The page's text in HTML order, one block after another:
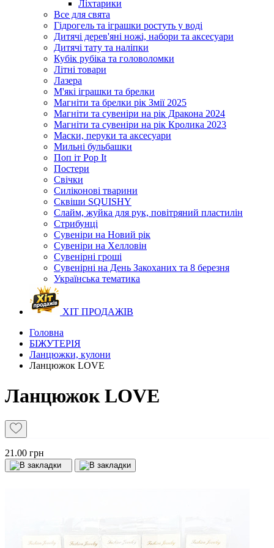
Ліхтарики
Все для свята
Гідрогель та іграшки ростуть у воді
Дитячі дерев'яні ножі, набори та аксесуари
Дитячі тату та наліпки
Кубік рубіка та головоломки
Літні товари
Лазера
М'які іграшки та брелки
Магніти та брелки рік Змії 2025
Магніти та сувеніри на рік Дракона 2024
Магніти та сувеніри на рік Кролика 2023
Маски, перуки та аксесуари
Мильні бульбашки
Поп іт Pop It
Постери
Свічки
Силіконові тварини
Сквіши SQUISHY
Слайм, жуйка для рук, повітряний пластилін
Стрибунці
Сувеніри на Новий рік
Сувеніри на Хелловін
Сувенірні гроші
Сувенірні на День Закоханих та 8 березня
Українська тематика
ХІТ ПРОДАЖІВ
Головна
БІЖУТЕРІЯ
Ланцюжки, кулони
Ланцюжок LOVE
Ланцюжок LOVE
21.00 грн